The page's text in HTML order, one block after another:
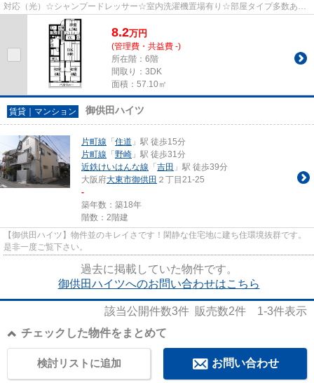
対応（光）☆シャンプードレッサー☆室内洗濯機置場有り☆部屋タイプ多数あり
ます!!!☆玄関２重ロック☆お気軽にお...
8.2万円
(管理費・共益費 -)
所在階：6階
間取り：3DK
面積：57.10㎡
賃貸｜マンション 御供田ハイツ
片町線 「 住道 」駅 徒歩15分
片町線 「 野崎 」駅 徒歩31分
近鉄けいはんな線 「 吉田 」駅 徒歩39分
大阪府大東市御供田 ２丁目21-25
-
築年数：築18年
階数：2階建
【御供田ハイツ】物件並のキレイさです！閑静な住宅地に建ち住環境抜群です。
是非一度ご覧下さい。
過去に掲載していた物件です。
御供田ハイツへのお問い合わせはこちら
該当公開件数3件 販売数2件 1-3件表示
チェックした物件をまとめて
お問い合わせ
検討リストに追加